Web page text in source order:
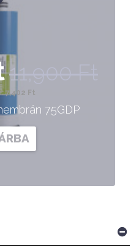
11,900 Ft
7,402 Ft
75GDP